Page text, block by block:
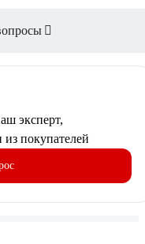
эксперт,
из покупателей